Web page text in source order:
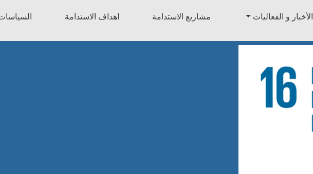
الأخبار و الفعاليات مشاريع الاستدامة اهداف الاستدامة